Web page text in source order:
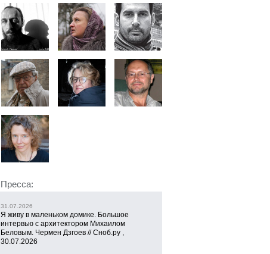
Пресса:
31.07.2026
Я живу в маленьком домике. Большое
интервью с архитектором Михаилом
Беловым. Чермен Дзгоев // Сноб.ру ,
30.07.2026